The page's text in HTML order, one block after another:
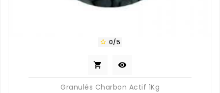
 0/5
 
Granulés Charbon Actif 1Kg